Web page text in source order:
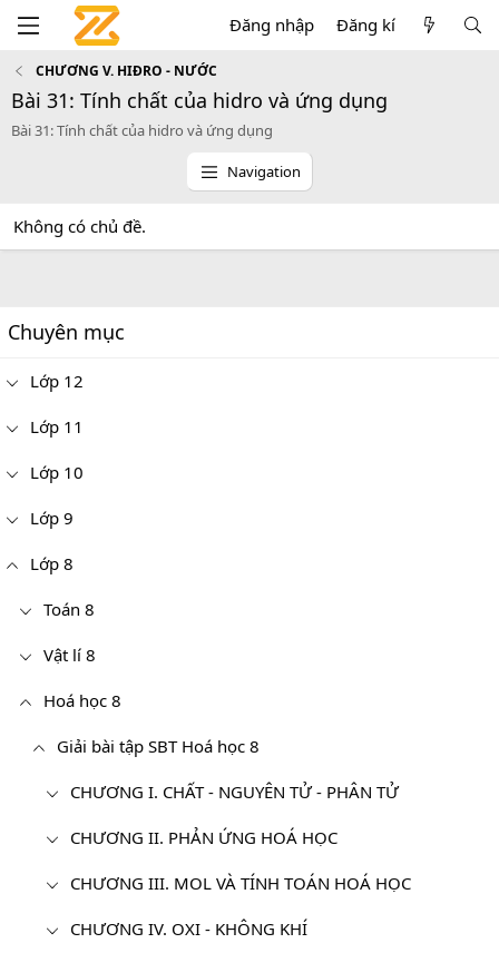
Đăng nhập Đăng kí
CHƯƠNG V. HIĐRO - NƯỚC
Bài 31: Tính chất của hidro và ứng dụng
Bài 31: Tính chất của hidro và ứng dụng
Navigation
Không có chủ đề.
Chuyên mục
Lớp 12
Lớp 11
Lớp 10
Lớp 9
Lớp 8
Toán 8
Vật lí 8
Hoá học 8
Giải bài tập SBT Hoá học 8
CHƯƠNG I. CHẤT - NGUYÊN TỬ - PHÂN TỬ
CHƯƠNG II. PHẢN ỨNG HOÁ HỌC
CHƯƠNG III. MOL VÀ TÍNH TOÁN HOÁ HỌC
CHƯƠNG IV. OXI - KHÔNG KHÍ